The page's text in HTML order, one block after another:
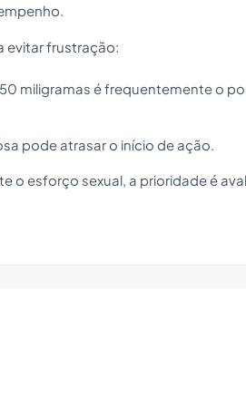
evitar frustração:
miligramas é frequentemente o
pode atrasar o início de ação.
o esforço sexual, a prioridade é